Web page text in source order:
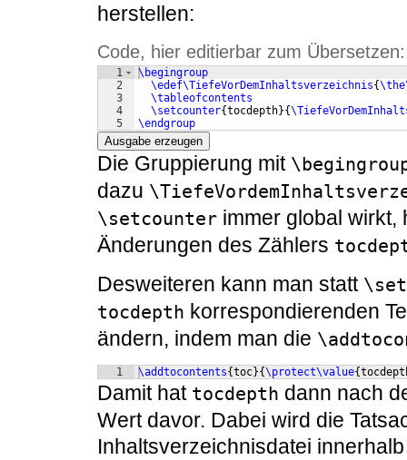
herstellen:
Code, hier editierbar zum Übersetzen:
1
2
3
4
5
\begingroup
\edef\TiefeVorDemInhaltsverzeichnis{
\tableofcontents
\setcounter{tocdepth}{
\endgroup
Ausgabe erzeugen
Die Gruppierung mit
dazu
\setcounter immer global wirkt,
Änderungen des Zählers
Desweiteren kann man statt
tocdepth korrespondierenden
ändern, indem man die
1 \addtocontents{toc}{\protect\value{
Damit hat tocdepth dann nach
Wert davor. Dabei wird die
Inhaltsverzeichnisdatei